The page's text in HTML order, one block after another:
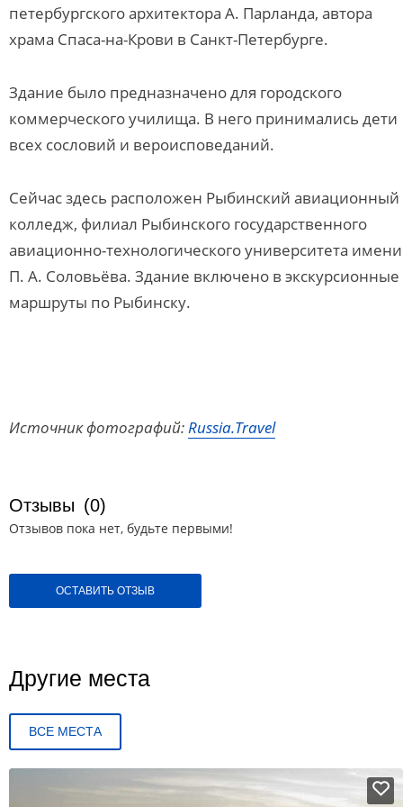
петербургского архитектора А. Парланда, автора
храма Спаса-на-Крови в Санкт-Петербурге.
Здание было предназначено для городского
коммерческого училища. В него принимались дети
всех сословий и вероисповеданий.
Сейчас здесь расположен Рыбинский авиационный
колледж, филиал Рыбинского государственного
авиационно-технологического университета имени
П. А. Соловьёва. Здание включено в экскурсионные
маршруты по Рыбинску.
Источник фотографий:Russia.Travel
Отзывы (0)
Отзывов пока нет, будьте первыми!
ОСТАВИТЬ ОТЗЫВ
Другие места
ВСЕ МЕСТА